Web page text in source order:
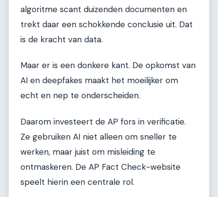
algoritme scant duizenden documenten en
trekt daar een schokkende conclusie uit. Dat
is de kracht van data.
Maar er is een donkere kant. De opkomst van
AI en deepfakes maakt het moeilijker om
echt en nep te onderscheiden.
Daarom investeert de AP fors in verificatie.
Ze gebruiken AI niet alleen om sneller te
werken, maar juist om misleiding te
ontmaskeren. De AP Fact Check-website
speelt hierin een centrale rol.